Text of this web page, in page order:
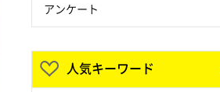
アンケート
人気キーワード